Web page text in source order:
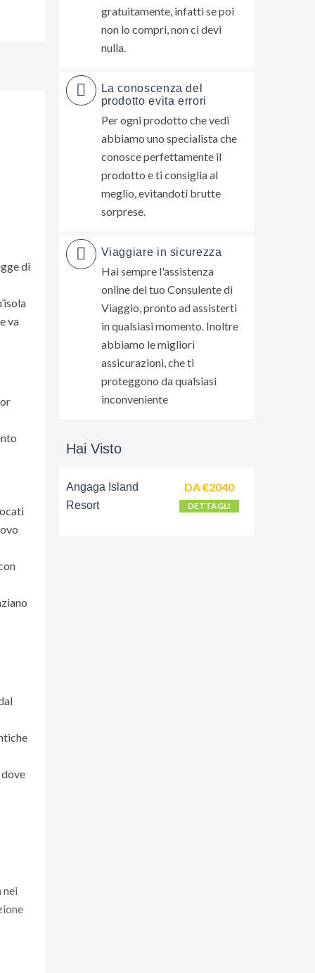
di
va
nei
gratuitamente, infatti se poi
non lo compri, non ci devi
nulla.
La conoscenza del
prodotto evita errori
Per ogni prodotto che vedi
abbiamo uno specialista che
conosce perfettamente il
prodotto e ti consiglia al
meglio, evitandoti brutte
sorprese.
Viaggiare in sicurezza
Hai sempre l'assistenza
online del tuo Consulente di
Viaggio, pronto ad assisterti
in qualsiasi momento. Inoltre
abbiamo le migliori
assicurazioni, che ti
proteggono da qualsiasi
inconveniente
Hai Visto
Angaga Island
Resort
DA €2040
DETTAGLI